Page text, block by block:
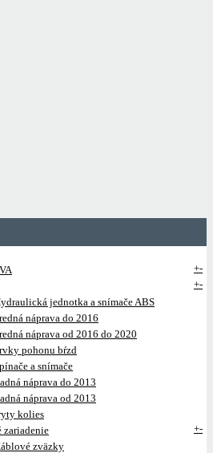
+-
+-
jednotka a snímače ABS
náprava do 2016
náprava od 2016 do 2020
pohonu bŕzd
a snímače
náprava do 2013
náprava od 2013
kolies
zariadenie
+-
zväzky